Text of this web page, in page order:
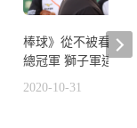
棒球》從不被看好
總冠軍 獅子軍這樣
2020-10-31